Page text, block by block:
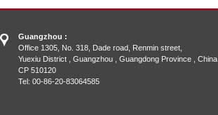
Guangzhou :
Office 1305, No. 318, Dade road, Renmin street,
Yuexiu District , Guangzhou , Guangdong Province , China
CP 510120
Tel: 00-86-20-83064585